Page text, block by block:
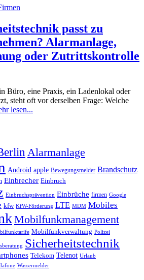
passt zu
Alarmanlage,
oder Zutrittskontrolle
Büro, eine Praxis, ein Ladenlokal oder
steht oft vor derselben Frage: Welche
lesen...
Alarmanlage
Android apple Bewegungsmelder Brandschutz
Einbrecher Einbruch
Einbruchsprävention Einbrüche firmen Google
kfw KfW-Förderung LTE MDM Mobiles
Mobilfunkmanagement
Mobilfunkverwaltung Polizei
Sicherheitstechnik
Telekom Telenot Urlaub
Wassermelder